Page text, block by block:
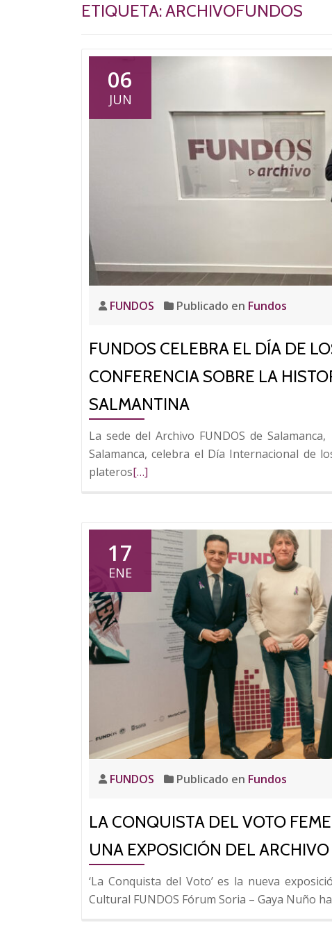
ETIQUETA:ARCHIVOFUNDOS
06
JUN
FUNDOS Publicado en Fundos
FUNDOS CELEBRA EL DÍA DE
CONFERENCIA SOBRE LA
SALMANTINA
La sede del Archivo FUNDOS de
Salamanca, celebra el Día Internacional de
platerosLeer
celebra
Archivos
conferencia
la
historia
de
la
salmantina
[…]
17
ENE
FUNDOS Publicado en Fundos
LA CONQUISTA DEL VOTO
UNA EXPOSICIÓN DEL
‘La Conquista del Voto’ es la nueva
Cultural FUNDOS Fórum Soria – Gaya Nuño